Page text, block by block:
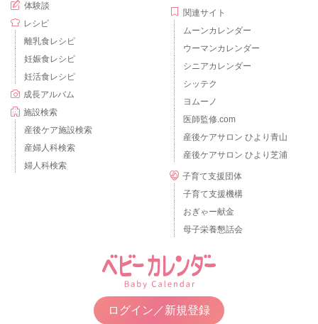
体験談
レシピ
離乳食レシピ
妊娠食レシピ
妊活食レシピ
成長アルバム
施設検索
産後ケア施設検索
産婦人科検索
婦人科検索
関連サイト
ムーンカレンダー
ウーマンカレンダー
シニアカレンダー
シッテク
ヨムーノ
医師監修.com
産後ケアサロン ひより青山
産後ケアサロン ひより芝浦
子育て支援団体
子育て支援機構
おぎゃー献金
母子栄養懇話会
ログイン／新規登録